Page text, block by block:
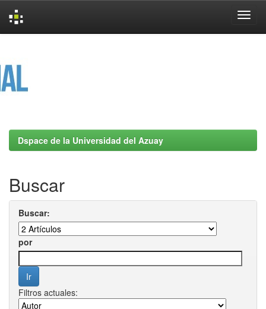
Dspace de la Universidad del Azuay
Buscar
Buscar:
por
Filtros actuales: